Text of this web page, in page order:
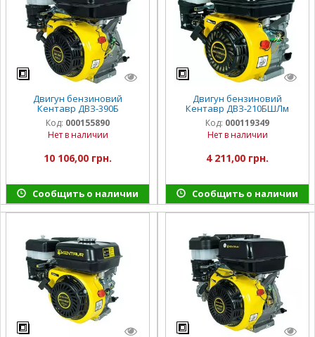
Двигун бензиновий
Кентавр ДВЗ-390Б
Код: 000155890
Нет в наличии
10 106,00 грн.
Сообщить о наличии
Двигун бензиновий
Кентавр ДВЗ-210БШЛм
Код: 000119349
Нет в наличии
4 211,00 грн.
Сообщить о наличии